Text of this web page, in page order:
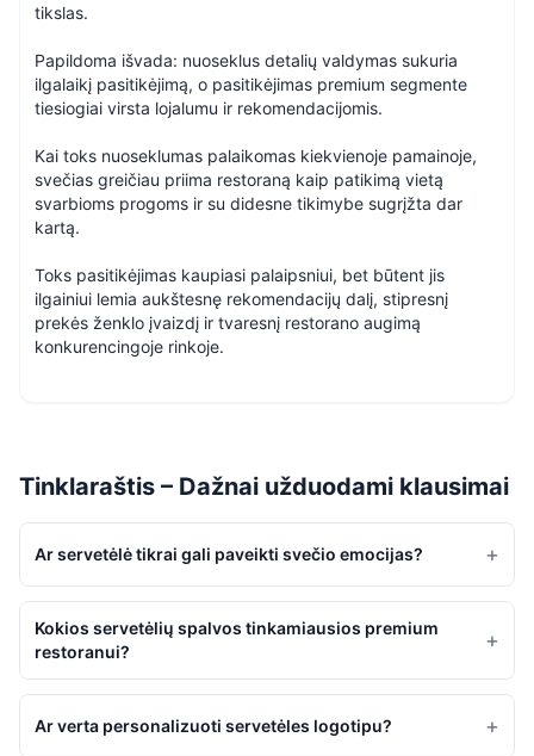
tikslas.
Papildoma išvada: nuoseklus detalių valdymas sukuria
ilgalaikį pasitikėjimą, o pasitikėjimas premium segmente
tiesiogiai virsta lojalumu ir rekomendacijomis.
Kai toks nuoseklumas palaikomas kiekvienoje pamainoje,
svečias greičiau priima restoraną kaip patikimą vietą
svarbioms progoms ir su didesne tikimybe sugrįžta dar
kartą.
Toks pasitikėjimas kaupiasi palaipsniui, bet būtent jis
ilgainiui lemia aukštesnę rekomendacijų dalį, stipresnį
prekės ženklo įvaizdį ir tvaresnį restorano augimą
konkurencingoje rinkoje.
Tinklaraštis – Dažnai užduodami klausimai
Ar servetėlė tikrai gali paveikti svečio emocijas? +
Kokios servetėlių spalvos tinkamiausios premium
restoranui?
+
Ar verta personalizuoti servetėles logotipu? +